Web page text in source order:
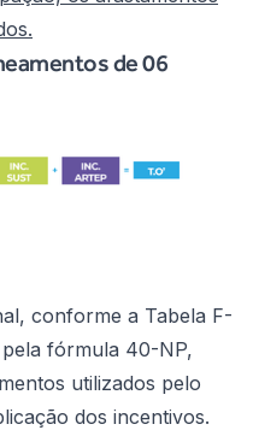
de 06
conforme a Tabela F-
fórmula 40-NP,
utilizados pelo
dos incentivos.